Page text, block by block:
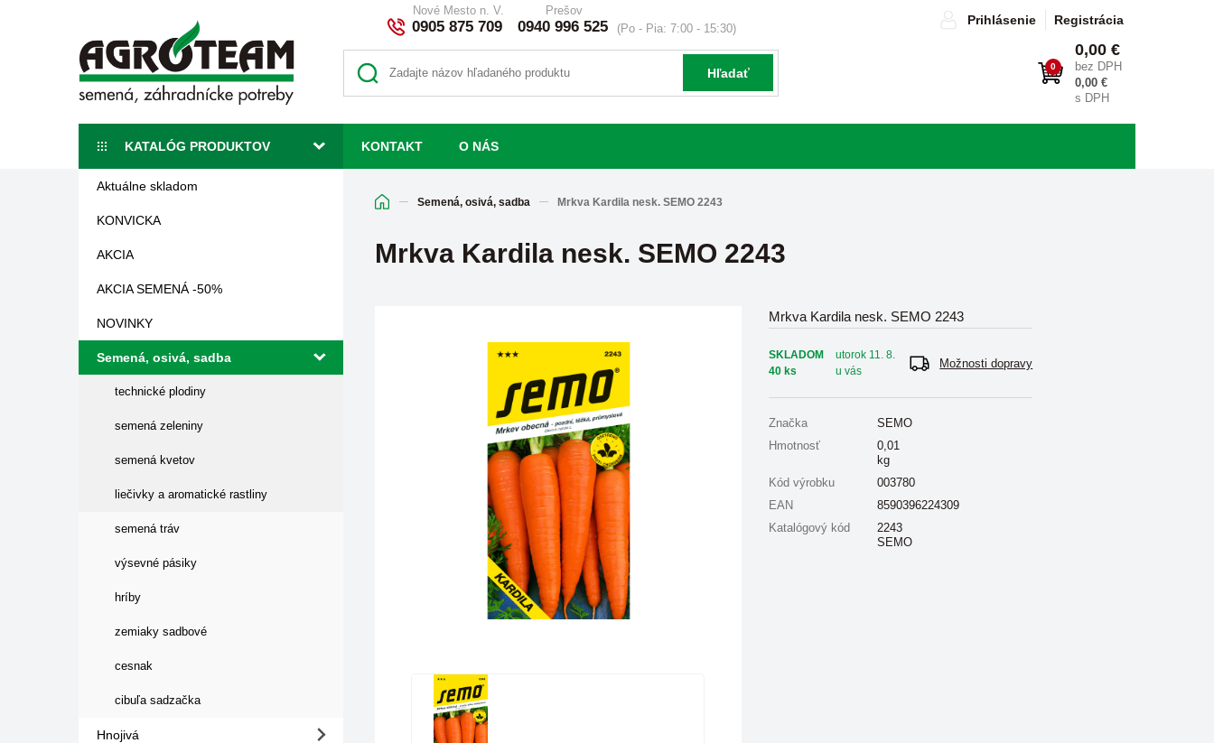
Nové Mesto n. V.
0905 875 709
Prešov
0940 996 525 (Po - Pia: 7:00 - 15:30)
Prihlásenie Registrácia
Hľadať 0
0,00 €
bez DPH
0,00 €
s DPH
KONTAKT O NÁS
KATALÓG PRODUKTOV
Aktuálne skladom
KONVICKA
AKCIA
AKCIA SEMENÁ -50%
NOVINKY
Semená, osivá, sadba
technické plodiny
semená zeleniny
semená kvetov
liečivky a aromatické rastliny
semená tráv
výsevné pásiky
hríby
zemiaky sadbové
cesnak
cibuľa sadzačka
Hnojivá
Semená, osivá, sadba Mrkva Kardila nesk. SEMO 2243
Mrkva Kardila nesk. SEMO 2243
Mrkva Kardila nesk. SEMO 2243
SKLADOM
40 ks
utorok 11. 8.
u vás
Možnosti dopravy
Značka
SEMO
Hmotnosť
0,01
kg
Kód výrobku
003780
EAN
8590396224309
Katalógový kód
2243
SEMO